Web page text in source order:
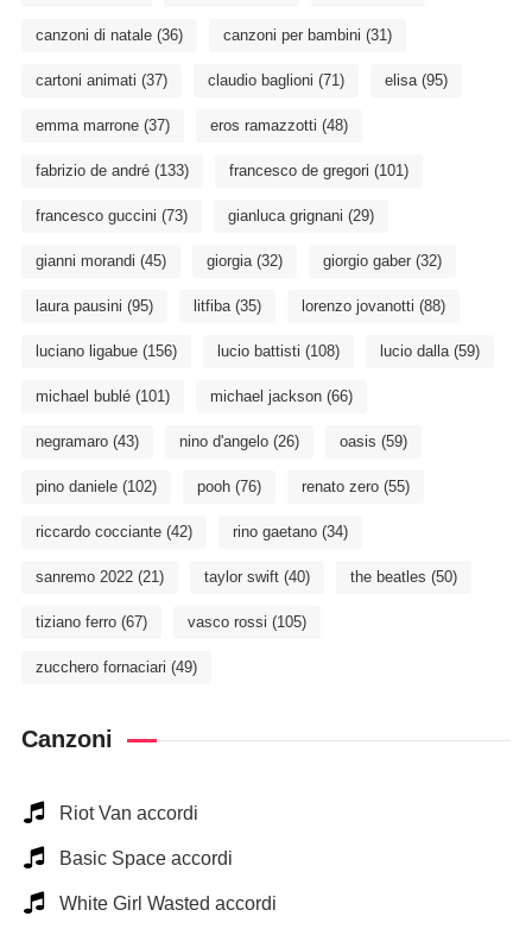
canzoni di natale(36) canzoni per bambini (31)
cartoni animati (37) claudio baglioni (71) elisa(95)
emma marrone(37) eros ramazzotti (48)
fabrizio de andré(133) francesco de gregori (101)
francesco guccini (73) gianluca grignani (29)
gianni morandi (45) giorgia(32) giorgio gaber(32)
laura pausini (95) litfiba(35) lorenzo jovanotti (88)
luciano ligabue(156) lucio battisti (108) lucio dalla(59)
michael bublé(101) michael jackson(66)
negramaro(43) nino d'angelo(26) oasis (59)
pino daniele(102) pooh(76) renato zero(55)
riccardo cocciante(42) rino gaetano(34)
sanremo 2022(21) taylor swift(40) the beatles (50)
tiziano ferro(67) vasco rossi (105)
zucchero fornaciari (49)
Canzoni
Riot Van accordi
Basic Space accordi
White Girl Wasted accordi